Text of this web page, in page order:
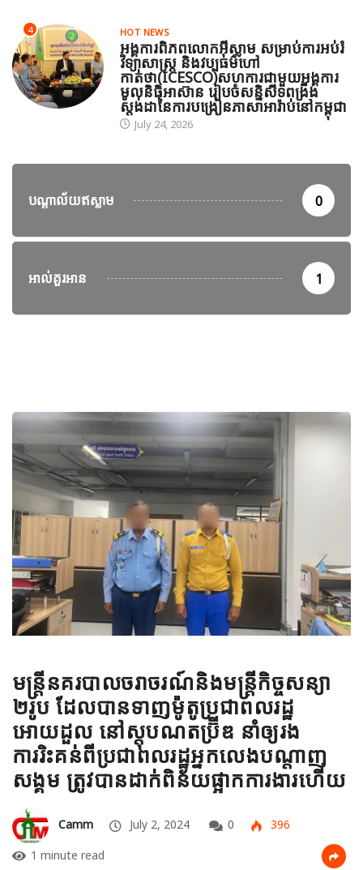
4 HOT NEWS
អង្គការពិភពលោកអ៊ីស្លាម សម្រាប់ការអប់រំ
វិទ្យាសាស្ត្រ និងវប្បធម៌ហៅ
កាត់ថា(ICESCO)សហការជាមួយអង្គការ
មូលនិធិអាស៊ាន រៀបចំសន្និសីទពង្រឹង
ស្តង់ដានៃការបង្រៀនភាសាអារ៉ាប់នៅកម្ពុជា
July 24, 2026
បណ្តាល័យឥស្លាម 0
អាល់គួរអាន 1
មន្ត្រីនគរបាលចរាចរណ៍និងមន្ត្រីកិច្ចសន្យា
២រូប ដែលបានទាញម៉ូតូប្រជាពលរដ្ឋ
អោយដួល នៅស្តុបណតប៊្រីឌ នាំឲ្យរង
ការរិះគន់ពីប្រជាពលរដ្ឋអ្នកលេងបណ្តាញ
សង្គម ត្រូវបានដាក់ពិន័យផ្អាកការងារហើយ
Camm July 2, 2024 0
396
1 minute read